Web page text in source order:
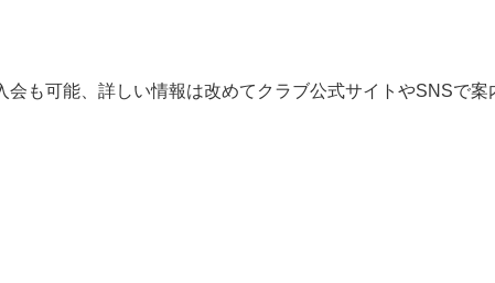
も可能、詳しい情報は改めてクラブ公式サイトやSNSで案